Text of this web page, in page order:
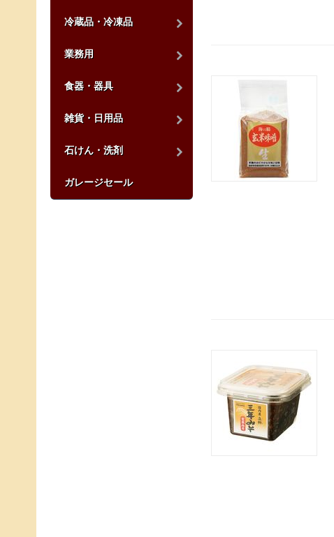
冷蔵品・冷凍品
業務用
食器・器具
雑貨・日用品
石けん・洗剤
ガレージセール